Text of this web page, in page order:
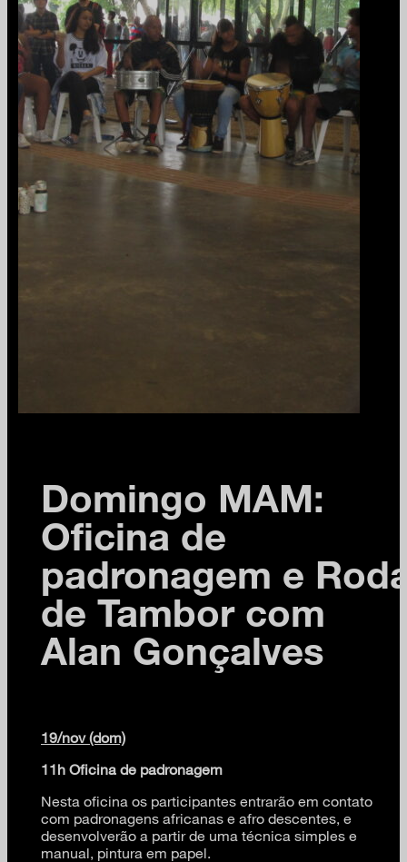
Domingo MAM:
Oficina de
padronagem e
de Tambor com
Alan Gonçalves
19/nov (dom)
11h Oficina de padronagem
Nesta oficina os participantes entrarão em contato
com padronagens africanas e afro descentes, e
desenvolverão a partir de uma técnica simples e
manual, pintura em papel.